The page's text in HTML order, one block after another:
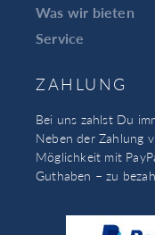
Was wir bieten
Service
ZAHLUNG
Bei uns zahlst Du
Neben der Zahlung
Möglichkeit mit
Guthaben – zu